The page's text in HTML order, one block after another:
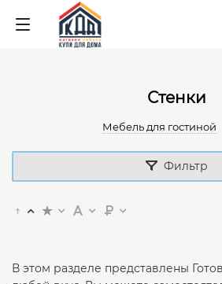
Стенки
Мебель для гостиной
Фильтр
В этом разделе представлены